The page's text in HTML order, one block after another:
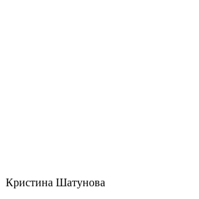
Кристина Шатунова